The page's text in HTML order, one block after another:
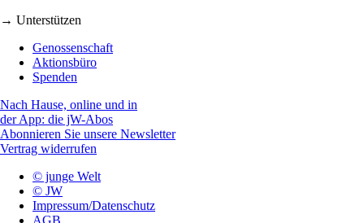
→ Unterstützen
Genossenschaft
Aktionsbüro
Spenden
Nach Hause, online und in
der App: die jW-Abos
Abonnieren Sie unsere Newsletter
Vertrag widerrufen
© junge Welt
© JW
Impressum/Datenschutz
AGB